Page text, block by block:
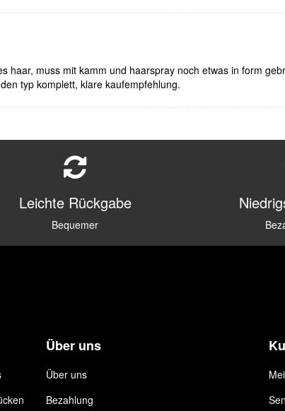
haar, muss mit kamm und haarspray noch etwas in form
typ komplett, klare kaufempfehlung.
Leichte Rückgabe
Bequemer
Über uns
Über uns
Bezahlung